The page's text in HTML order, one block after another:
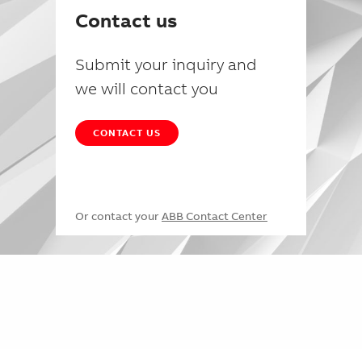
Contact us
Submit your inquiry and
we will contact you
CONTACT US
Or contact your ABB Contact Center